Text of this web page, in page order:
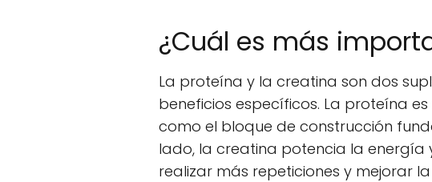
¿Cuál es más
La proteína y la creatina son dos
beneficios específicos. La proteína
como el bloque de construcción
lado, la creatina potencia la energía
realizar más repeticiones y mejorar